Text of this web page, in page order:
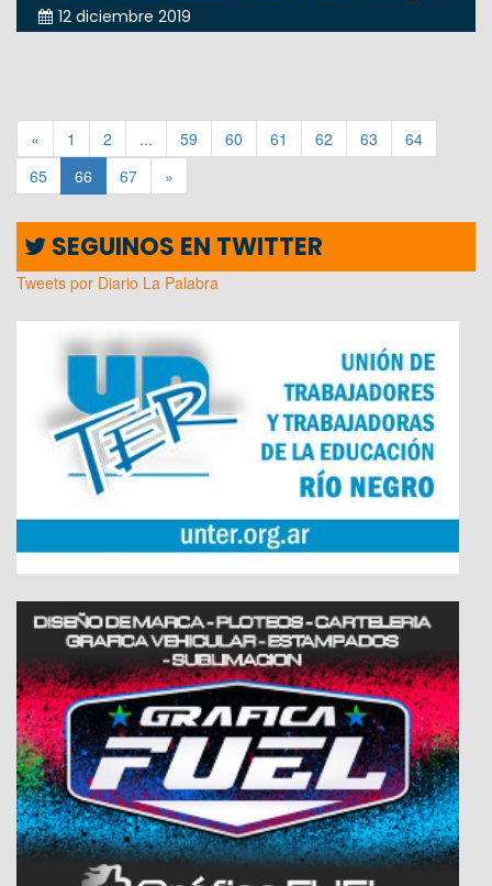
12 diciembre 2019
« 1 2 ... 59 60 61 62 63
64
65
66 67 »
SEGUINOS EN TWITTER
Tweets por Diario La Palabra